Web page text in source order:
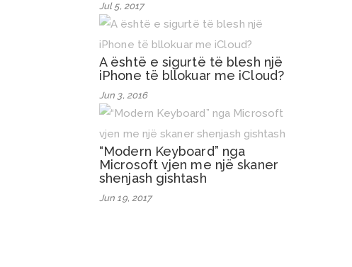
Jul 5, 2017
A është e sigurtë të blesh një
iPhone të bllokuar me iCloud?
Jun 3, 2016
“Modern Keyboard” nga
Microsoft vjen me një skaner
shenjash gishtash
Jun 19, 2017